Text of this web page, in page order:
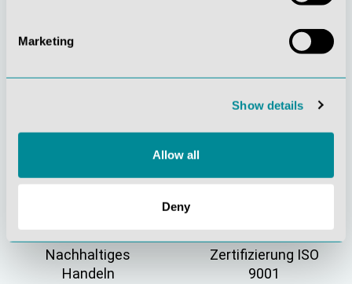
Marketing
Show details
Allow all
Deny
Verständnis für
Nachhaltiges
Handeln
Zertifizierung ISO
9001